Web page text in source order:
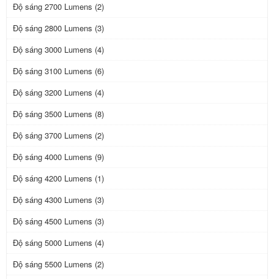
Độ sáng 2700 Lumens (2)
Độ sáng 2800 Lumens (3)
Độ sáng 3000 Lumens (4)
Độ sáng 3100 Lumens (6)
Độ sáng 3200 Lumens (4)
Độ sáng 3500 Lumens (8)
Độ sáng 3700 Lumens (2)
Độ sáng 4000 Lumens (9)
Độ sáng 4200 Lumens (1)
Độ sáng 4300 Lumens (3)
Độ sáng 4500 Lumens (3)
Độ sáng 5000 Lumens (4)
Độ sáng 5500 Lumens (2)